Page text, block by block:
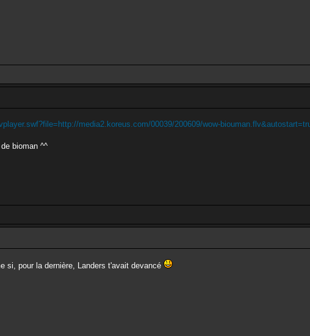
media2.koreus.com/00039/200609/wow-
bioman ^^
si, pour la dernière, Landers t'avait devancé